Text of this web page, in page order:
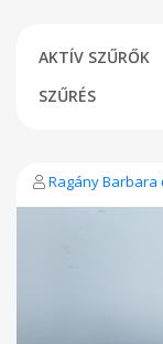
AKTÍV SZŰRŐK
SZŰRÉS
Ragány Barbara